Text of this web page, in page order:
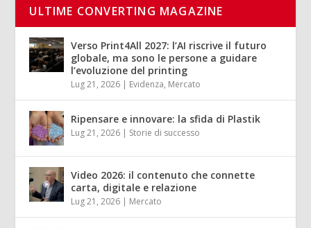
ULTIME CONVERTING MAGAZINE
Verso Print4All 2027: l’AI riscrive il futuro
globale, ma sono le persone a guidare
l’evoluzione del printing
Lug 21, 2026 | Evidenza, Mercato
Ripensare e innovare: la sfida di Plastik
Lug 21, 2026 | Storie di successo
Video 2026: il contenuto che connette
carta, digitale e relazione
Lug 21, 2026 | Mercato